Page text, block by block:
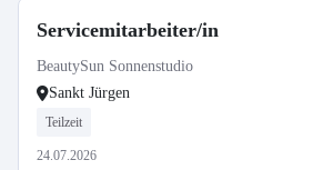
Servicemitarbeiter/in
BeautySun Sonnenstudio
Sankt Jürgen
Teilzeit
24.07.2026